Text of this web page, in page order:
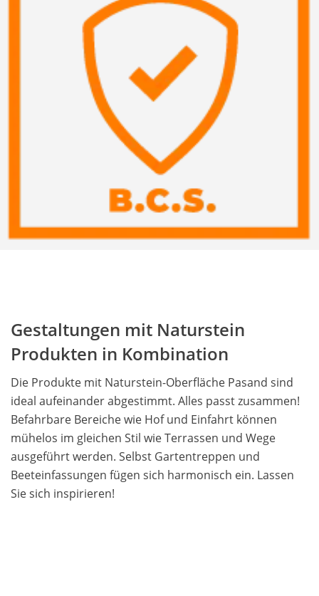
Gestaltungen mit Naturstein
Produkten in Kombination
Die Produkte mit Naturstein-Oberfläche Pasand sind
ideal aufeinander abgestimmt. Alles passt zusammen!
Befahrbare Bereiche wie Hof und Einfahrt können
mühelos im gleichen Stil wie Terrassen und Wege
ausgeführt werden. Selbst Gartentreppen und
Beeteinfassungen fügen sich harmonisch ein. Lassen
Sie sich inspirieren!